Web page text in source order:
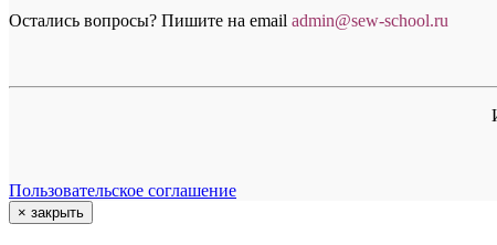
Остались вопросы? Пишите на email admin@sew-school.ru
Пользовательское соглашение
× закрыть